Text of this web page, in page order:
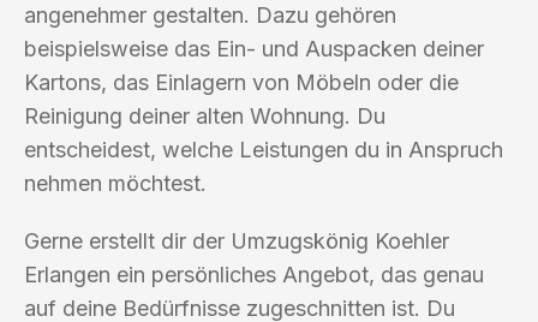
angenehmer gestalten. Dazu gehören
beispielsweise das Ein- und Auspacken deiner
Kartons, das Einlagern von Möbeln oder die
Reinigung deiner alten Wohnung. Du
entscheidest, welche Leistungen du in Anspruch
nehmen möchtest.
Gerne erstellt dir der Umzugskönig Koehler
Erlangen ein persönliches Angebot, das genau
auf deine Bedürfnisse zugeschnitten ist. Du